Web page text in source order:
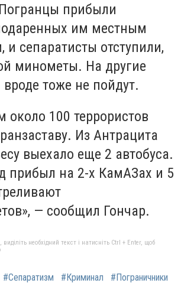
прибыли
им местным
и сепаратисты отступили,
минометы. На другие
тоже не пойдут.
около 100 террористов
Из Антрацита
выехало еще 2 автобуса.
прибыл на 2-х КамАЗах и 5
— сообщил Гончар.
необхідний текст і натисніть Ctrl + Enter, щоб
#Сепаратизм #Криминал
#Пограничники